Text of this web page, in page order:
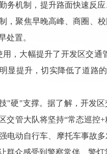
务机制，提升路面快速反
，聚焦早晚高峰、商圈、
处置。
用，大幅提升了开发区交通
显提升，切实降低了道路
"硬"支撑。据了解，开发
交管大队将坚持“常态巡控
电动自行车、摩托车事故
群众感受到警察常伴、警灯